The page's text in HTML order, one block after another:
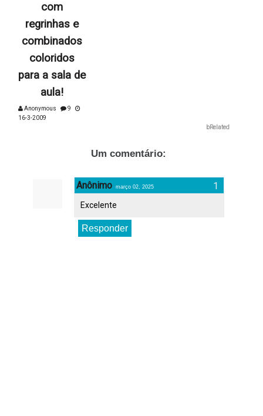
com
regrinhas e
combinados
coloridos
para a sala de
aula!
Anonymous
9
16-3-2009
bRelated
Um comentário:
Anônimo março 02, 2025
Excelente
Responder